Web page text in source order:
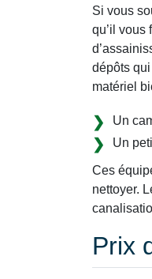
Si vous
qu’il vous
dépôts
matériel
Un
Un
Ces
nettoyer.
Prix